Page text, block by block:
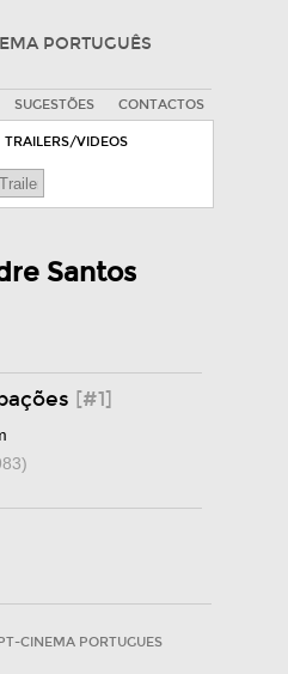
PORTUGUÊS
SUGESTÕES CONTACTOS
TRAILERS/VIDEOS
Santos
[#1]
CINEMA PORTUGUES